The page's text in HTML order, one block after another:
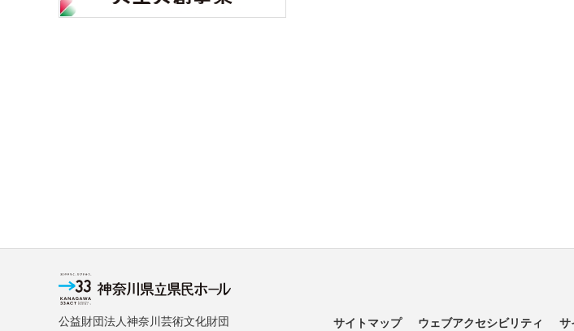
公益財団法人神奈川芸術文化財団 サイトマップ ウェブアクセシビリティ サ